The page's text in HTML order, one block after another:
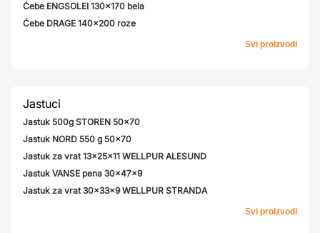
Ćebe ENGSOLEI 130x170 bela
Ćebe DRAGE 140x200 roze
Svi proizvodi
Jastuci
Jastuk 500g STOREN 50x70
Jastuk NORD 550 g 50x70
Jastuk za vrat 13x25x11 WELLPUR ALESUND
Jastuk VANSE pena 30x47x9
Jastuk za vrat 30x33x9 WELLPUR STRANDA
Svi proizvodi